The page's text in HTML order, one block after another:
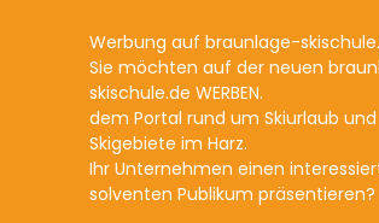
Werbung auf braunlage-
Sie möchten auf der neuen
skischule.de WERBEN.
dem Portal rund um Skiurlaub und
Skigebiete im Harz.
Ihr Unternehmen einen
solventen Publikum präsentieren?